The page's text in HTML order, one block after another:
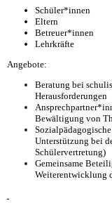
Schüler*innen
Eltern
Betreuer*innen
Lehrkräfte
Angebote:
Beratung bei
Herausforderungen
Bewältigung von
Unterstützung bei
Schülervertretung)
Gemeinsame
Weiterentwicklung